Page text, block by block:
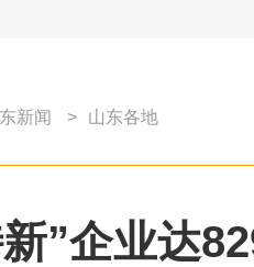
新闻 > 山东各地
”企业达